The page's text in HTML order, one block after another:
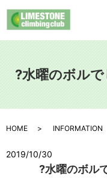
?水曜のボル
HOME INFORMATION
2019/10/30
?水曜のボル